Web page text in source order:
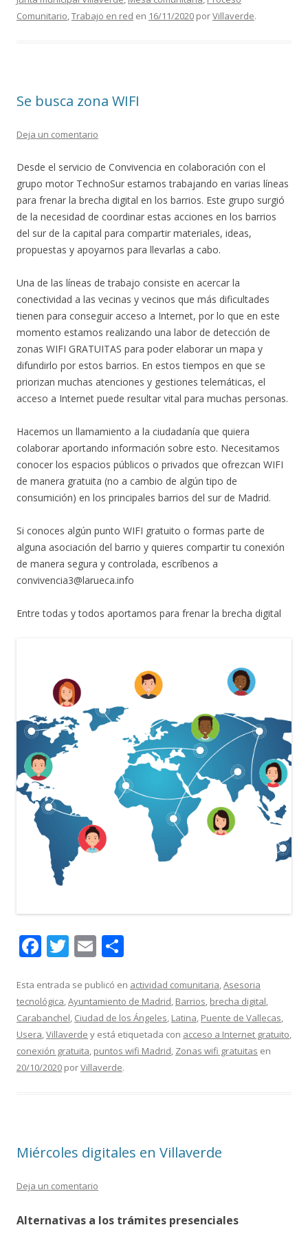
o ti
Comunitario,Trabajo en red en 16/11/2020 porVillaverde.
Se busca zona WIFI
Deja un comentario
Desde el servicio de Convivencia en colaboración con el
grupo motor TechnoSur estamos trabajando en varias líneas
para frenar la brecha digital en los barrios. Este grupo surgió
de la necesidad de coordinar estas acciones en los barrios
del sur de la capital para compartir materiales, ideas,
propuestas y apoyarnos para llevarlas a cabo.
Una de las líneas de trabajo consiste en acercar la
conectividad a las vecinas y vecinos que más dificultades
tienen para conseguir acceso a Internet, por lo que en este
momento estamos realizando una labor de detección de
zonas WIFI GRATUITAS para poder elaborar un mapa y
difundirlo por estos barrios. En estos tiempos en que se
priorizan muchas atenciones y gestiones telemáticas, el
acceso a Internet puede resultar vital para muchas personas.
Hacemos un llamamiento a la ciudadanía que quiera
colaborar aportando información sobre esto. Necesitamos
conocer los espacios públicos o privados que ofrezcan WIFI
de manera gratuita (no a cambio de algún tipo de
consumición) en los principales barrios del sur de Madrid.
Si conoces algún punto WIFI gratuito o formas parte de
alguna asociación del barrio y quieres compartir tu conexión
de manera segura y controlada, escríbenos a
convivencia3@larueca.info
Entre todas y todos aportamos para frenar la brecha digital
F
e
b
o
o
k
T
itt
er
E
ai
l
m
p
ar
ti
Esta entrada se publicó en actividad comunitaria,Asesoria
tecnológica,Ayuntamiento de Madrid, Barrios, brecha digital,
Carabanchel, Ciudad de los Ángeles, Latina, Puente de Vallecas,
Usera,Villaverde y está etiquetada con acceso a Internet gratuito,
conexión gratuita, puntos wifi Madrid, Zonas wifi gratuitas en
20/10/2020 porVillaverde.
Miércoles digitales en Villaverde
Deja un comentario
Alternativas a los trámites presenciales